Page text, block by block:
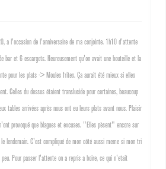
a l'occasion de l'anniversaire de ma conjointe. 1h10 d'attente
bar et 6 escargots. Heureusement qu'on avait une bouteille et la
pour les plats -> Moules frites. Ça aurait été mieux si elles
Celles du dessus étaient translucide pour certaines, beaucoup
tables arrivées après nous ont eu leurs plats avant nous. Plaisir
provoqué que blagues et excuses. "Elles pèsent" encore sur
lendemain. C'est compliqué de mon côté aussi meme si mon tri
Pour passer l'attente on a repris a boire, ce qui n'etait